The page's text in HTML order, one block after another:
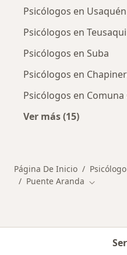
Psicólogos en Usaquén
Psicólogos en
Psicólogos en Suba
Psicólogos en
Psicólogos en
Ver más (15)
Página De Inicio Psicólogo
Puente Aranda Cambiar